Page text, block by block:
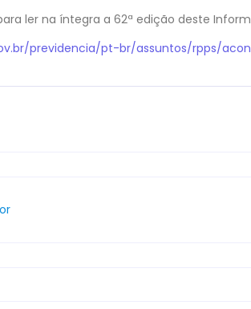
ler na íntegra a 62ª edição deste
previdencia/pt-br/assuntos/rpps/